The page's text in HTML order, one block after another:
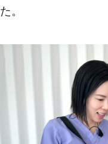
た。